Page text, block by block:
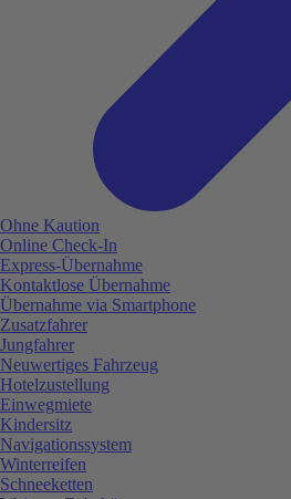
Ohne Kaution
Online Check-In
Express-Übernahme
Kontaktlose Übernahme
Übernahme via Smartphone
Zusatzfahrer
Jungfahrer
Neuwertiges Fahrzeug
Hotelzustellung
Einwegmiete
Kindersitz
Navigationssystem
Winterreifen
Schneeketten